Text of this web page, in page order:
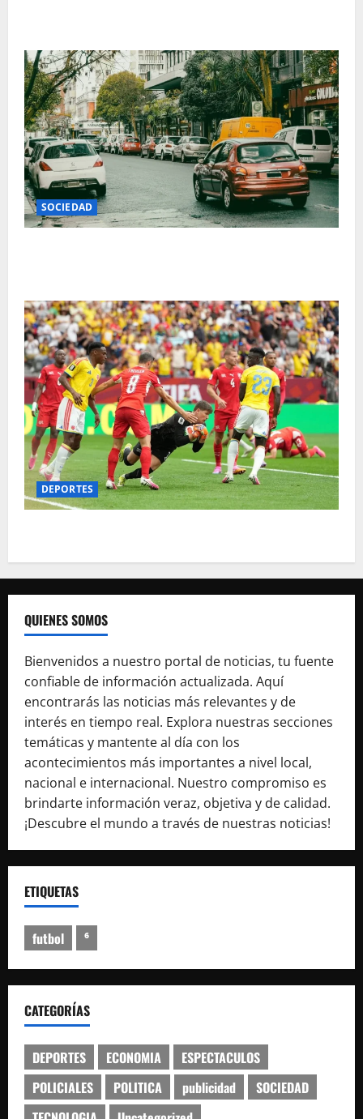
SOCIEDAD
DEPORTES
QUIENES SOMOS
Bienvenidos a nuestro portal de noticias, tu fuente
confiable de información actualizada. Aquí
encontrarás las noticias más relevantes y de
interés en tiempo real. Explora nuestras secciones
temáticas y mantente al día con los
acontecimientos más importantes a nivel local,
nacional e internacional. Nuestro compromiso es
brindarte información veraz, objetiva y de calidad.
¡Descubre el mundo a través de nuestras noticias!
ETIQUETAS
futbol ⁶
CATEGORÍAS
DEPORTES ECONOMIA
ESPECTACULOS
POLICIALES
POLITICA publicidad
SOCIEDAD